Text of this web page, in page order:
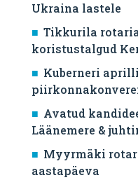
Ukraina lastele
Tikkurila
koristustalgud
Kuberneri
Avatud
Läänemere &
Myyrmäki
aastapäeva